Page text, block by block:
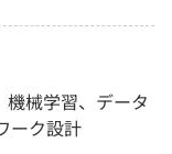
械学習、データ
ーク設計